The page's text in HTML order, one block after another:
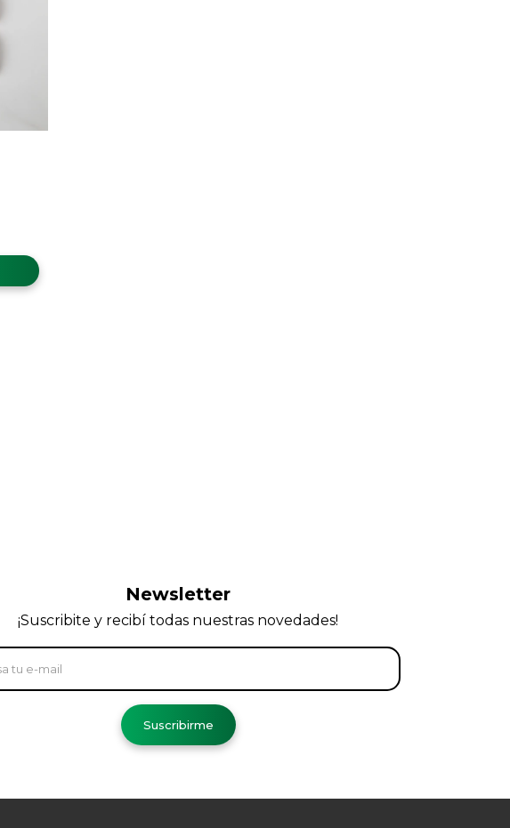
Newsletter
¡Suscribite y recibí todas nuestras novedades!
Suscribirme